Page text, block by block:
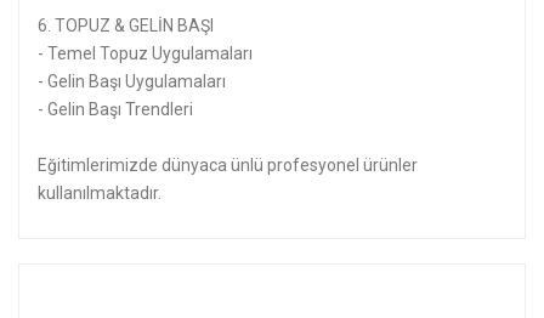
6. TOPUZ & GELİN BAŞI
- Temel Topuz Uygulamaları
- Gelin Başı Uygulamaları
- Gelin Başı Trendleri
Eğitimlerimizde dünyaca ünlü profesyonel ürünler
kullanılmaktadır.